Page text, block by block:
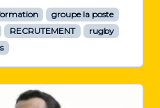
groupe la poste
RECRUTEMENT
rugby